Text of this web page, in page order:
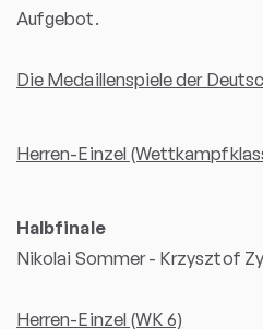
Aufgebot.
Die Medaillenspiele der
Herren-Einzel
Halbfinale
Nikolai Sommer - Krzysztof
Herren-Einzel (WK 6)